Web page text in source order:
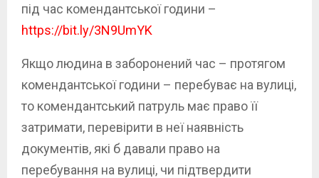
під час комендантської години –
https://bit.ly/3N9UmYK
Якщо людина в заборонений час – протягом
комендантської години – перебуває на вулиці,
то комендантський патруль має право її
затримати, перевірити в неї наявність
документів, які б давали право на
перебування на вулиці, чи підтвердити